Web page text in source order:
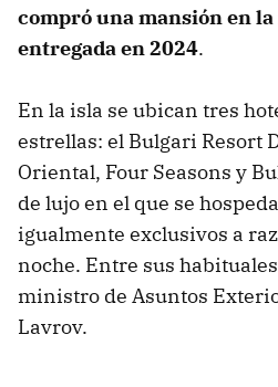
compró una mansión en
entregada en 2024.
En la isla se ubican tres
estrellas: el Bulgari Resort
Oriental, Four Seasons y
de lujo en el que se
igualmente exclusivos a
noche. Entre sus
ministro de Asuntos
Lavrov.